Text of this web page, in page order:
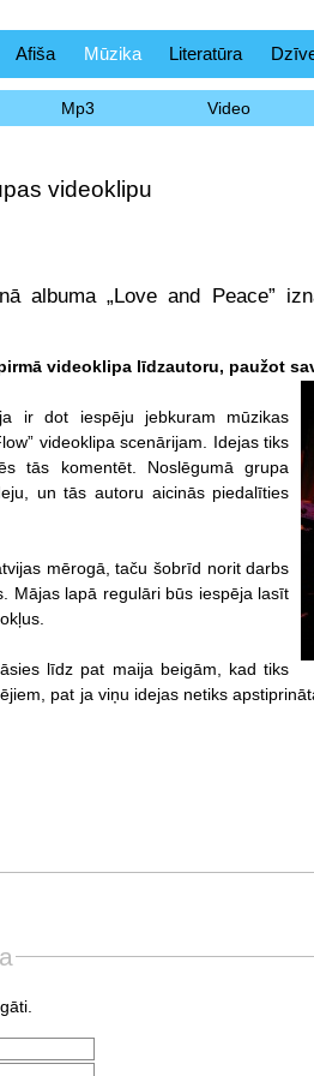
Afiša Mūzika Literatūra
Mp3 Video
videoklipu
albuma „Love and Peace”
videoklipa līdzautoru, paužot
ir dot iespēju jebkuram mūzikas
videoklipa scenārijam. Idejas tiks
tās komentēt. Noslēgumā grupa
un tās autoru aicinās piedalīties
mērogā, taču šobrīd norit darbs
Mājas lapā regulāri būs iespēja lasīt
līdz pat maija beigām, kad tiks
pat ja viņu idejas netiks